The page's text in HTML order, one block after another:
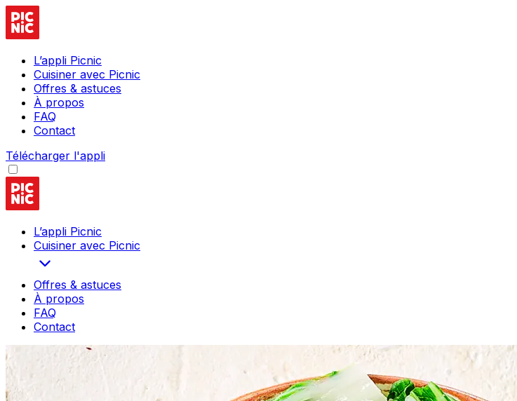
L’appli Picnic
Cuisiner avec Picnic
Offres & astuces
À propos
FAQ
Contact
Télécharger l'appli
L’appli Picnic
Cuisiner avec Picnic
Offres & astuces
À propos
FAQ
Contact